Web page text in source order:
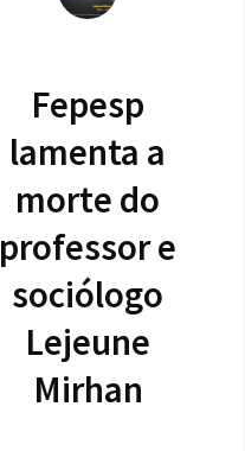
Fepesp
lamenta a
morte do
professor e
sociólogo
Lejeune
Mirhan